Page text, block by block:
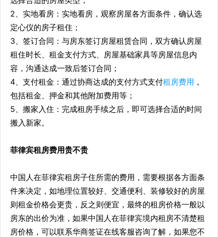
2、实地看房：实地看房，观察房屋各方面条件，确认选
定心仪的房子租住；
3、签订合同：与房东签订房屋租赁合同，双方确认房屋
租住时长、租金支付方式、房屋基础家具等房屋信息内
容，沟通达成一致后签订合同；
4、支付租金：通过协商达成的支付方式支付租房费用 ，
包括租金、押金和其他附加费用等；
5、搬家入住：完成租房手续之后，即可选择合适的时间
搬入新家。
菲律宾租房费用贵不贵
中国人在菲律宾租房子住所需的费用，需要根据各方面条
件来决定，如地理位置较好、交通便利、装修较好的房屋
则租金价格会更贵，反之则便宜，最终的租房价格一般以
房东的出价为准，如果中国人在菲律宾境内租房不清楚租
房价格，可以联系华商签证在线客服咨询了解，如果您不